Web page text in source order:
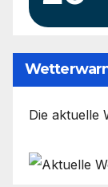
Die aktuelle